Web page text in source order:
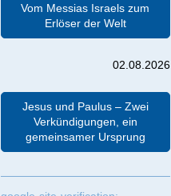
Vom Messias Israels zum
Erlöser der Welt
02.08.2026
Jesus und Paulus – Zwei
Verkündigungen, ein
gemeinsamer Ursprung